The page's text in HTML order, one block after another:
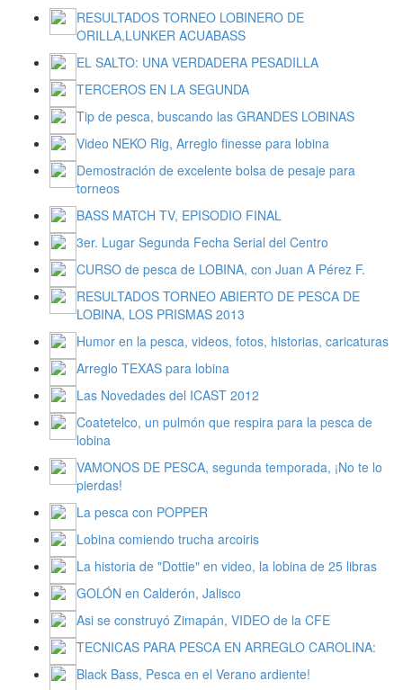
RESULTADOS TORNEO LOBINERO DE
ORILLA,LUNKER ACUABASS
EL SALTO: UNA VERDADERA PESADILLA
TERCEROS EN LA SEGUNDA
Tip de pesca, buscando las GRANDES LOBINAS
Video NEKO Rig, Arreglo finesse para lobina
Demostración de excelente bolsa de pesaje para
torneos
BASS MATCH TV, EPISODIO FINAL
3er. Lugar Segunda Fecha Serial del Centro
CURSO de pesca de LOBINA, con Juan A Pérez F.
RESULTADOS TORNEO ABIERTO DE PESCA DE
LOBINA, LOS PRISMAS 2013
Humor en la pesca, videos, fotos, historias, caricaturas
Arreglo TEXAS para lobina
Las Novedades del ICAST 2012
Coatetelco, un pulmón que respira para la pesca de
lobina
VAMONOS DE PESCA, segunda temporada, ¡No te lo
pierdas!
La pesca con POPPER
Lobina comiendo trucha arcoiris
La historia de "Dottie" en video, la lobina de 25 libras
GOLÓN en Calderón, Jalisco
Asi se construyó Zimapán, VIDEO de la CFE
TECNICAS PARA PESCA EN ARREGLO CAROLINA:
Black Bass, Pesca en el Verano ardiente!